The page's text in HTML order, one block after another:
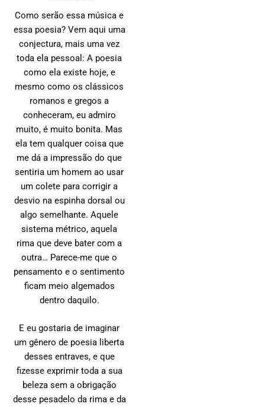
Como serão essa música e
essa poesia? Vem aqui uma
conjectura, mais uma vez
toda ela pessoal: A poesia
como ela existe hoje, e
mesmo como os clássicos
romanos e gregos a
conheceram, eu admiro
muito, é muito bonita. Mas
ela tem qualquer coisa que
me dá a impressão do que
sentiria um homem ao usar
um colete para corrigir a
desvio na espinha dorsal ou
algo semelhante. Aquele
sistema métrico, aquela
rima que deve bater com a
outra… Parece-me que o
pensamento e o sentimento
ficam meio algemados
dentro daquilo.
E eu gostaria de imaginar
um gênero de poesia liberta
desses entraves, e que
fizesse exprimir toda a sua
beleza sem a obrigação
desse pesadelo da rima e da